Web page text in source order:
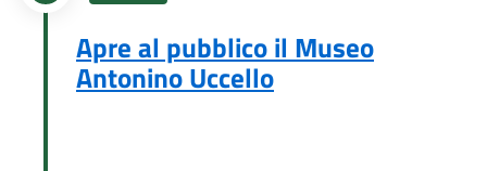
Apre al pubblico il Museo
Antonino Uccello